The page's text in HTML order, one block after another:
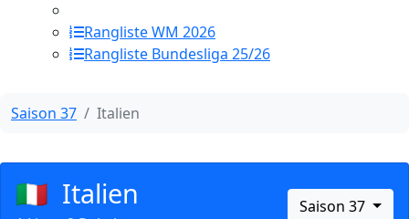
Rangliste WM 2026
Rangliste Bundesliga 25/26
Saison 37 Italien
🇮🇹 Italien Saison 37